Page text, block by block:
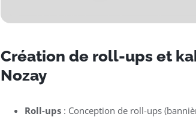
Création de roll-ups et
Nozay
Roll-ups : Conception de roll-ups